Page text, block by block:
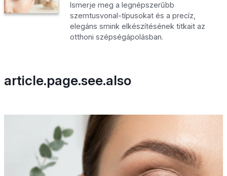
Ismerje meg a legnépszerűbb
szemtusvonal-típusokat és a precíz,
elegáns smink elkészítésének titkait az
otthoni szépségápolásban.
article.page.see.also